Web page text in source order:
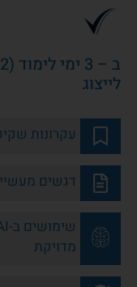
לייצוג
עקרונות
דגשים
מדויקת